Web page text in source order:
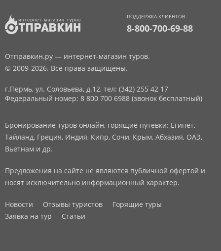
ПОДДЕРЖКА КЛИЕНТОВ
8-800-700-69-88
Отправкин.ру — интернет-магазин туров.
© 2009-2026. Все права защищены.
г.Пермь, ул. Соловьева, д.12, тел: (342) 255 42 17
Федеральный номер: 8 800 700 6988 (звонок бесплатный)
Бронирование туров онлайн, горящие путевки: Египет,
Тайланд, Греция, Индия, Кипр, Сочи, Крым, Абхазия, ОАЭ,
Вьетнам и др.
Предложения на сайте не являются публичной офертой и
носят исключительно информационный характер.
Новости Отзывы туристов
Горящие туры
Заявка на тур
Статьи